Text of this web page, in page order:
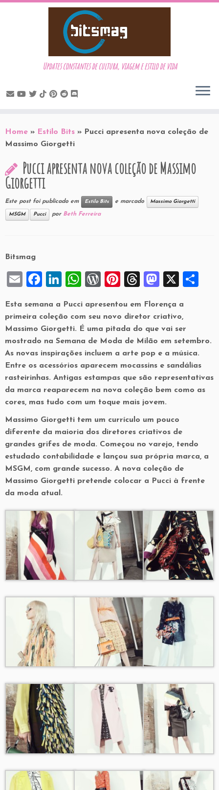
to
content
Updates constantes de cultura, viagem e estilo de vida
Home » Estilo Bits » Pucci apresenta nova coleção de
Massimo Giorgetti
Pucci apresenta nova coleção de Massimo
Giorgetti
Este post foi publicado em Estilo Bits e marcado Massimo Giorgetti
MSGM Pucci por Beth Ferreira
Bitsmag
E
ai
l
F
c
e
b
o
o
k
Li
k
e
dI
n
W
at
s
A
p
p
W
d
P
re
ss
Pi
er
es
t
T
e
a
d
s
M
st
o
d
o
n
X
Esta semana a Pucci apresentou em Florença a
primeira coleção com seu novo diretor criativo,
Massimo Giorgetti. É uma pitada do que vai ser
mostrado na Semana de Moda de Milão em setembro.
As novas inspirações incluem a arte pop e a música.
Entre os acessórios aparecem mocassins e sandálias
rasteirinhas. Antigas estampas que são representativas
da marca reaparecem na nova coleção bem como as
cores, mas tudo com um toque mais jovem.
Massimo Giorgetti tem um currículo um pouco
diferente da maioria dos diretores criativos de
grandes grifes de moda. Começou no varejo, tendo
estudado contabilidade e lançou sua própria marca, a
MSGM, com grande sucesso. A nova coleção de
Massimo Giorgetti pretende colocar a Pucci à frente
da moda atual.